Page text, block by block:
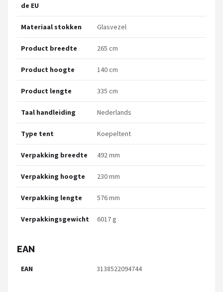
de EU
Materiaal stokken Glasvezel
Product breedte 265 cm
Product hoogte 140 cm
Product lengte 335 cm
Taal handleiding Nederlands
Type tent Koepeltent
Verpakking breedte 492 mm
Verpakking hoogte 230 mm
Verpakking lengte 576 mm
Verpakkingsgewicht 6017 g
EAN
EAN 3138522094744